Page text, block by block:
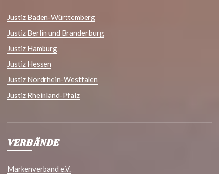
Justiz Baden-Württemberg
Justiz Berlin und Brandenburg
Justiz Hamburg
Justiz Hessen
Justiz Nordrhein-Westfalen
Justiz Rheinland-Pfalz
VERBÄNDE
Markenverband e.V.